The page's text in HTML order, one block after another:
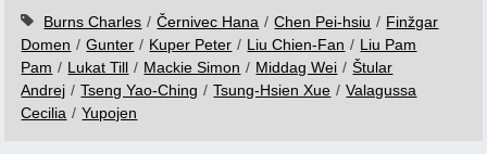
Burns Charles / Černivec Hana / Chen Pei-hsiu / Finžgar
Domen / Gunter / Kuper Peter / Liu Chien-Fan / Liu Pam
Pam / Lukat Till / Mackie Simon / Middag Wei / Štular
Andrej / Tseng Yao-Ching / Tsung-Hsien Xue / Valagussa
Cecilia / Yupojen